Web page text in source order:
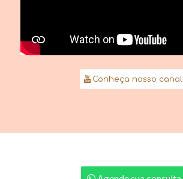
Conheça nosso canal